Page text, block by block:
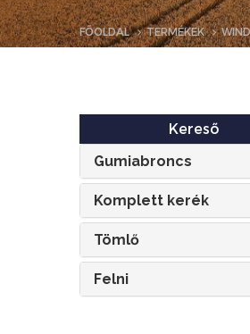
FŐOLDAL TERMÉKEK
Kereső
Gumiabroncs
Komplett kerék
Tömlő
Felni